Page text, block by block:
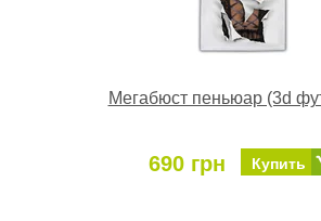
Мегабюст пеньюар (3d
690 грн Купить